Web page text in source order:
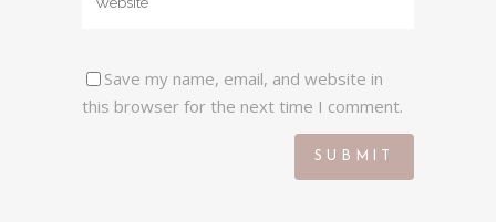
Save my name, email, and website in
this browser for the next time I comment.